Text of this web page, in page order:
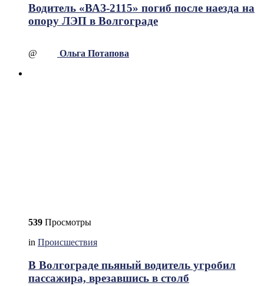
Водитель «ВАЗ-2115» погиб после наезда на
опору ЛЭП в Волгограде
@ Ольга Потапова
539 Просмотры
in Происшествия
В Волгограде пьяный водитель угробил
пассажира, врезавшись в столб